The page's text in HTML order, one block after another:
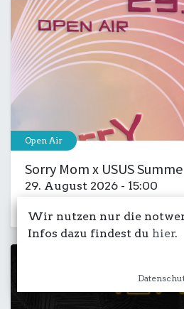
Open Air
Sorry Mom x USUS
29. August 2026 - 15:00
Wir nutzen nur die
Infos dazu findest du hier.